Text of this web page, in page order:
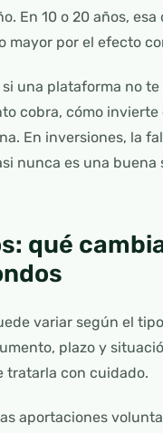
En 10 o 20 años,
mayor por el efecto
si una plataforma no te
cobra, cómo invierte
En inversiones, la
nunca es una buena
qué
variar según el
plazo y
tratarla con cuidado.
aportaciones